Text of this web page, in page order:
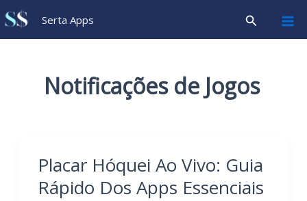
Ir
para
Serta Apps Pesquisar
Notificações de Jogos
Placar Hóquei Ao Vivo: Guia
Rápido Dos Apps Essenciais